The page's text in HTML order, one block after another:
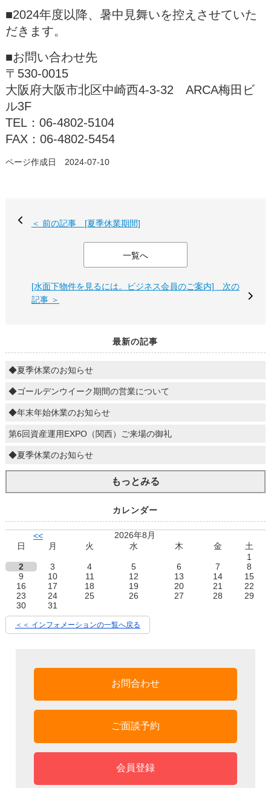
■2024年度以降、暑中見舞いを控えさせていた
だきます。
■お問い合わせ先
〒530-0015
大阪府大阪市北区中崎西4-3-32 ARCA梅田ビ
ル3F
TEL：06-4802-5104
FAX：06-4802-5454
ページ作成日 2024-07-10
＜ 前の記事 [夏季休業期間]
一覧へ
[水面下物件を見るには。ビジネス会員のご案内] 次の
記事 ＞
最新の記事
◆夏季休業のお知らせ
◆ゴールデンウイーク期間の営業について
◆年末年始休業のお知らせ
第6回資産運用EXPO（関西）ご来場の御礼
◆夏季休業のお知らせ
もっとみる
カレンダー
<<
2026年8月
日
月 火 水 木 金
土
1
2
3 4 5 6 7
8
9
10 11 12 13 14
15
16
17 18 19 20 21
22
23
24 25 26 27 28
29
30
31
＜＜ インフォメーションの一覧へ戻る
お問合わせ
ご面談予約
会員登録